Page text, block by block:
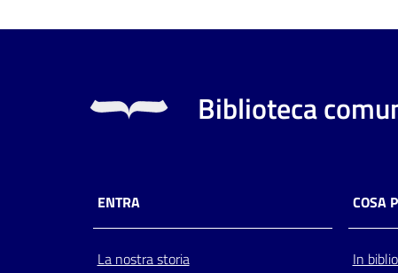
Biblioteca
ENTRA
La nostra storia
COSA
In